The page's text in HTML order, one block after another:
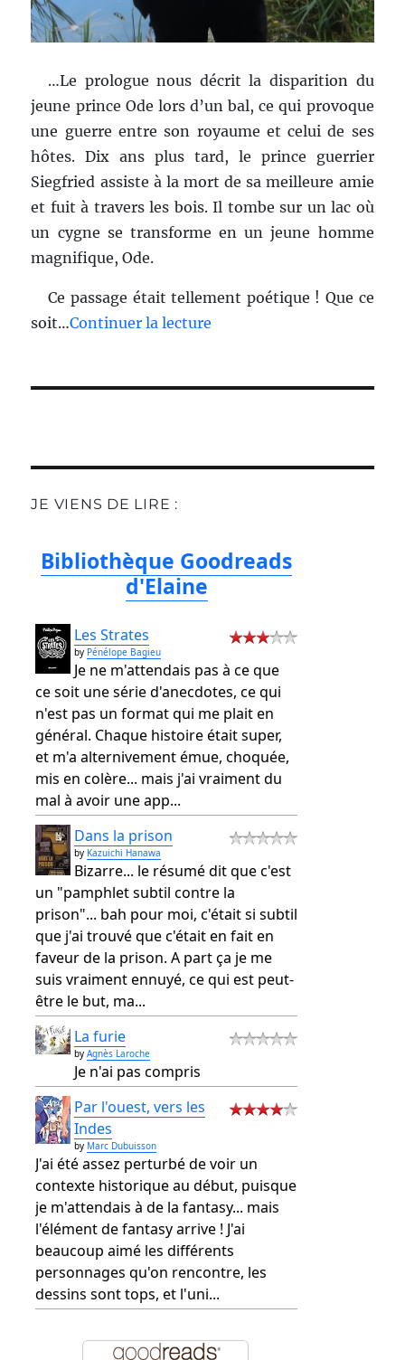
…Le prologue nous décrit la disparition du
jeune prince Ode lors d’un bal, ce qui provoque
une guerre entre son royaume et celui de ses
hôtes. Dix ans plus tard, le prince guerrier
Siegfried assiste à la mort de sa meilleure amie
et fuit à travers les bois. Il tombe sur un lac où
un cygne se transforme en un jeune homme
magnifique, Ode.
Ce passage était tellement poétique ! Que ce
soit…Continuer la lecture
JE VIENS DE LIRE :
Bibliothèque Goodreads
d'Elaine
Les Strates
by Pénélope Bagieu
Je ne m'attendais pas à ce que
ce soit une série d'anecdotes, ce qui
n'est pas un format qui me plait en
général. Chaque histoire était super,
et m'a alternivement émue, choquée,
mis en colère... mais j'ai vraiment du
mal à avoir une app...
Dans la prison
by Kazuichi Hanawa
Bizarre... le résumé dit que c'est
un "pamphlet subtil contre la
prison"... bah pour moi, c'était si subtil
que j'ai trouvé que c'était en fait en
faveur de la prison. A part ça je me
suis vraiment ennuyé, ce qui est peut-
être le but, ma...
La furie
byAgnès Laroche
Je n'ai pas compris
Par l'ouest, vers les
Indes
by Marc Dubuisson
J'ai été assez perturbé de voir un
contexte historique au début, puisque
je m'attendais à de la fantasy... mais
l'élément de fantasy arrive ! J'ai
beaucoup aimé les différents
personnages qu'on rencontre, les
dessins sont tops, et l'uni...